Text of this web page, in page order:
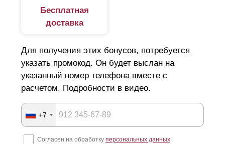
Бесплатная
доставка
Для получения этих бонусов, потребуется
указать промокод. Он будет выслан на
указанный номер телефона вместе с
расчетом. Подробности в видео.
+7
Согласен на обработку персональных данных